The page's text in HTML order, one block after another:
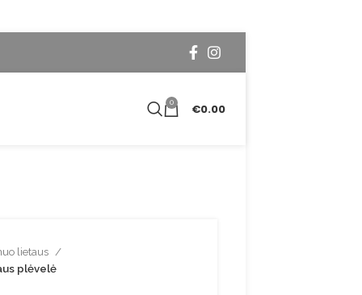
0 €0.00
lietaus
plėvelė